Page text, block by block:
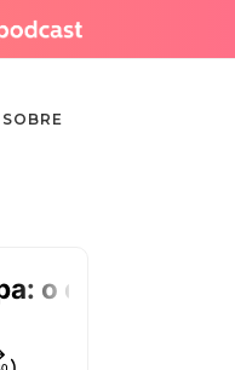
SOBRE